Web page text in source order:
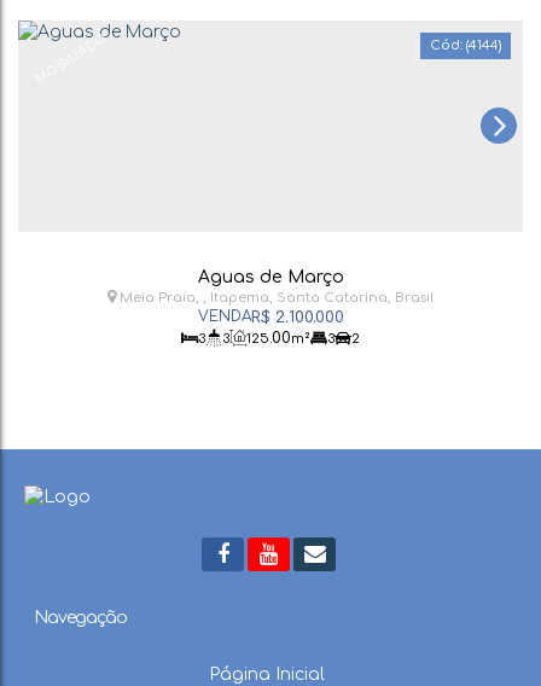
MOBILIADO (4144)
Aguas de Março
R$ 2.100.000
Meia Praia , Itapema, Santa Catarina, Brasil
3 3 125 .00m² 3 2
Navegação
Página Inicial